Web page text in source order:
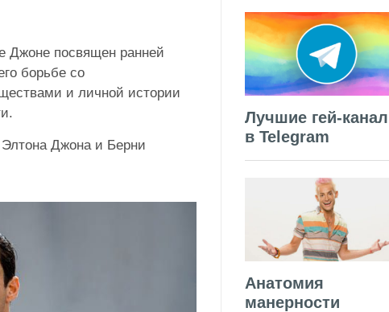
Джоне посвящен ранней
борьбе со
и личной истории
Джона и Берни
Лучшие гей-
в Telegram
Анатомия
манерности